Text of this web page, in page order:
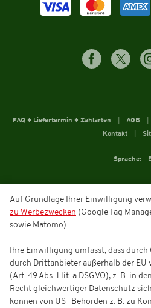
FAQ + Liefertermin + Zahlarten AGB
Kontakt
Sprache:
Auf Grundlage Ihrer Einwilligung
zu Werbezwecken (Google Tag
sowie Matomo).
Ihre Einwilligung umfasst, dass durch
durch Drittanbieter außerhalb der EU
(Art. 49 Abs. 1 lit. a DSGVO), z. B. in
Recht gleichwertiger Datenschutz
können von US- Behörden z. B. zu